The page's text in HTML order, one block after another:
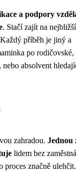
a podpory
. Stačí zajít na nejbližší
příběh je jiný a
po rodičovské,
absolvent
zahradou. Jednou
lidem bez
proces značně